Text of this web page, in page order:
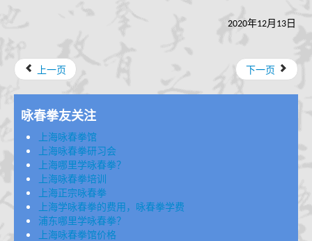
2020年12月13日
上一页 下一页
咏春拳友关注
上海咏春拳馆
上海咏春拳研习会
上海哪里学咏春拳？
上海咏春拳培训
上海正宗咏春拳
上海学咏春拳的费用，咏春拳学费
浦东哪里学咏春拳？
上海咏春拳馆价格